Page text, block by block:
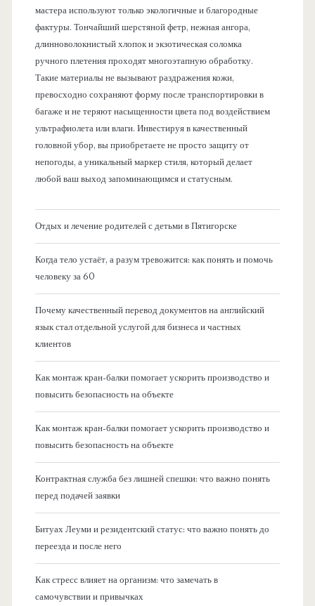
мастера используют только экологичные и благородные
фактуры. Тончайший шерстяной фетр, нежная ангора,
длинноволокнистый хлопок и экзотическая соломка
ручного плетения проходят многоэтапную обработку.
Такие материалы не вызывают раздражения кожи,
превосходно сохраняют форму после транспортировки в
багаже и не теряют насыщенности цвета под воздействием
ультрафиолета или влаги. Инвестируя в качественный
головной убор, вы приобретаете не просто защиту от
непогоды, а уникальный маркер стиля, который делает
любой ваш выход запоминающимся и статусным.
Отдых и лечение родителей с детьми в Пятигорске
Когда тело устаёт, а разум тревожится: как понять и помочь
человеку за 60
Почему качественный перевод документов на английский
язык стал отдельной услугой для бизнеса и частных
клиентов
Как монтаж кран-балки помогает ускорить производство и
повысить безопасность на объекте
Как монтаж кран-балки помогает ускорить производство и
повысить безопасность на объекте
Контрактная служба без лишней спешки: что важно понять
перед подачей заявки
Битуах Леуми и резидентский статус: что важно понять до
переезда и после него
Как стресс влияет на организм: что замечать в
самочувствии и привычках